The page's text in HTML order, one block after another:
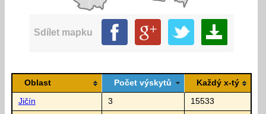
Sdílet mapku
Oblast Počet výskytů Každý x-tý
Jičín 3 15533